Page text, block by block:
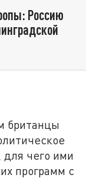
Россию
британцы
для чего ими
программ с